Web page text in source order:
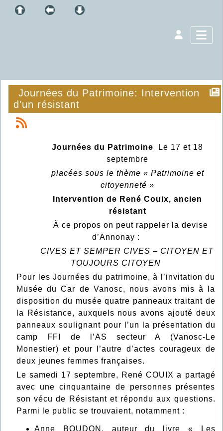
Journées du Patrimoine: Intervention
d'un résistant
Journées du Patrimoine
Le 17 et 18
septembre
placées sous le thème « Patrimoine et
citoyenneté »
Intervention de René Couix, ancien
résistant
À ce propos on peut rappeler la devise
d’Annonay :
CIVES ET SEMPER CIVES – CITOYEN ET
TOUJOURS CITOYEN
Pour les Journées du patrimoine, à l’invitation du
Musée du Car de Vanosc, nous avons mis à la
disposition du musée quatre panneaux traitant de
la Résistance, auxquels nous avons ajouté deux
panneaux soulignant pour l’un la présentation du
camp FFI de l’AS secteur A (Vanosc-Le
Monestier) et pour l’autre d’actes courageux de
deux jeunes femmes françaises.
Le samedi 17 septembre, René COUIX a partagé
avec une cinquantaine de personnes présentes
son vécu de Résistant et répondu aux questions.
Parmi le public se trouvaient, notamment :
Anne BOUDON, auteur du livre « Les